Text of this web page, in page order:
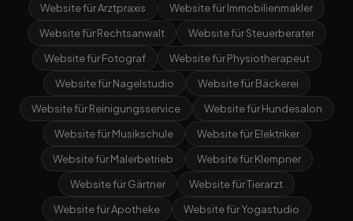
Website für Arztpraxis
Website für Immobilienmakler
Website für Rechtsanwalt
Website für Steuerberater
Website für Fotograf
Website für Physiotherapeut
Website für Nagelstudio
Website für Bäckerei
Website für Reinigungsservice
Website für Hundesalon
Website für Musikschule
Website für Elektriker
Website für Malerbetrieb
Website für Klempner
Website für Gärtner
Website für Tierarzt
Website für Apotheke
Website für Yogastudio